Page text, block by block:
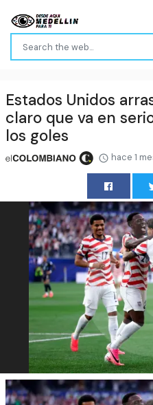
Estados Unidos
claro que va en
los goles
hace 1